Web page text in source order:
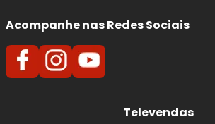
Acompanhe nas Redes Sociais
Televendas